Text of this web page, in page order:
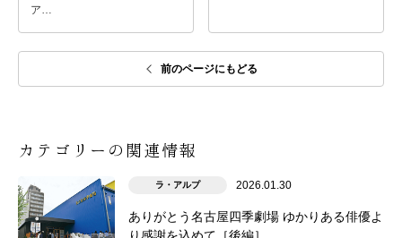
ア…
前のページにもどる
カテゴリーの関連情報
ラ・アルプ 2026.01.30
ありがとう名古屋四季劇場 ゆかりある俳優よ